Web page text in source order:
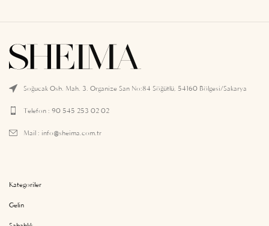
Soğucak Osb. Mah. 3. Organize San No:84 Söğütlü, 54160 Bölgesi/Sakarya
Telefon : 90 545 253 02 02
Mail : info@sheima.com.tr
Kategoriler
Gelin